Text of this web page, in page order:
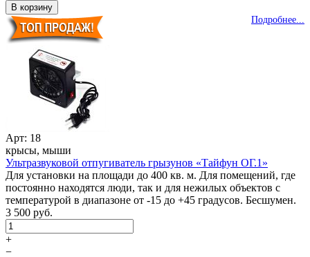
Подробнее...
Арт: 18
крысы, мыши
Ультразвуковой отпугиватель грызунов «Тайфун ОГ.1»
Для установки на площади до 400 кв. м. Для помещений, где
постоянно находятся люди, так и для нежилых объектов с
температурой в диапазоне от -15 до +45 градусов. Бесшумен.
3 500 руб.
+
−